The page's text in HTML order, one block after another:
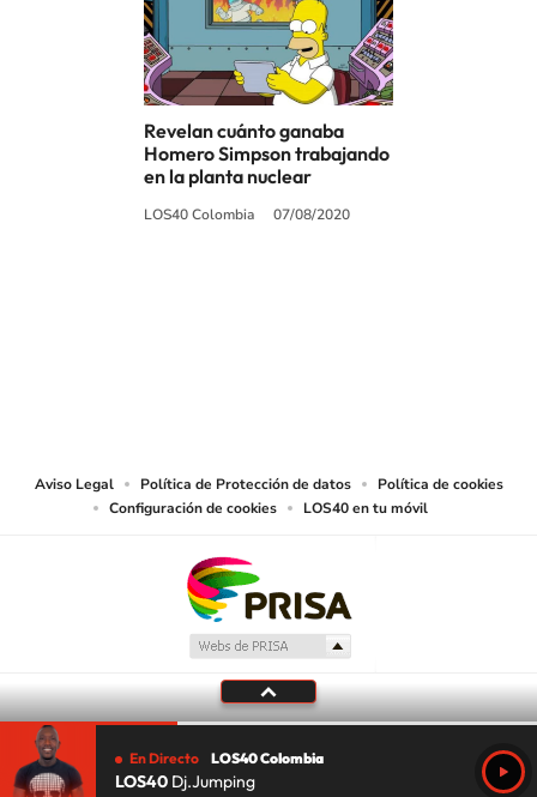
Revelan cuánto ganaba
Homero Simpson trabajando
en la planta nuclear
LOS40 Colombia 07/08/2020
Aviso Legal Política de Protección de datos
Política de cookies
Configuración de cookies
LOS40 en tu móvil
En Directo LOS40 Colombia
LOS40 Dj.Jumping